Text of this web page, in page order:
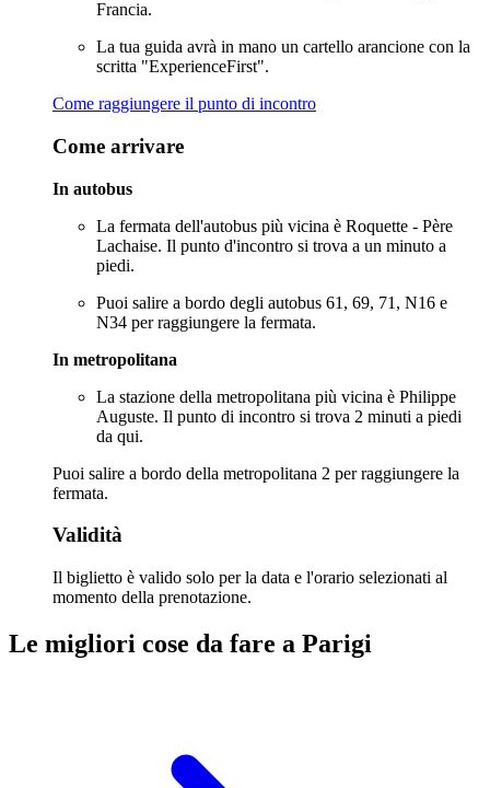
Francia.
La tua guida avrà in mano un cartello arancione con la
scritta "ExperienceFirst".
Come raggiungere il punto di incontro
Come arrivare
In autobus
La fermata dell'autobus più vicina è Roquette - Père
Lachaise. Il punto d'incontro si trova a un minuto a
piedi.
Puoi salire a bordo degli autobus 61, 69, 71, N16 e
N34 per raggiungere la fermata.
In metropolitana
La stazione della metropolitana più vicina è Philippe
Auguste. Il punto di incontro si trova 2 minuti a piedi
da qui.
Puoi salire a bordo della metropolitana 2 per raggiungere la
fermata.
Validità
Il biglietto è valido solo per la data e l'orario selezionati al
momento della prenotazione.
Le migliori cose da fare a Parigi